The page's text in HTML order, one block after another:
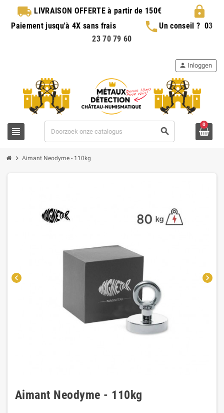
local_shipping LIVRAISON OFFERTEà partir de 150€ lock
Paiement jusqu'à 4X sans frais phoneUn conseil ? 03
23 70 79 60
view_headline search
person Inloggen
0
chevron_right Aimant Neodyme - 110kg
chevron_left chevron_right
Aimant Neodyme - 110kg